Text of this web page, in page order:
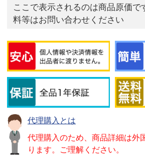
ここで表示されるのは商品原価で
料等はお問い合わせください
代理購入とは
代理購入のため、商品詳細は外
ります。ご理解ください。